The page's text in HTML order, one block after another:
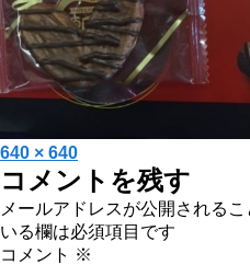
投
稿
日:
フ
ル
サ
イ
ズ
640 × 640
コメントを残す
メールアドレスが公開されるこ
いる欄は必須項目です
コメント ※